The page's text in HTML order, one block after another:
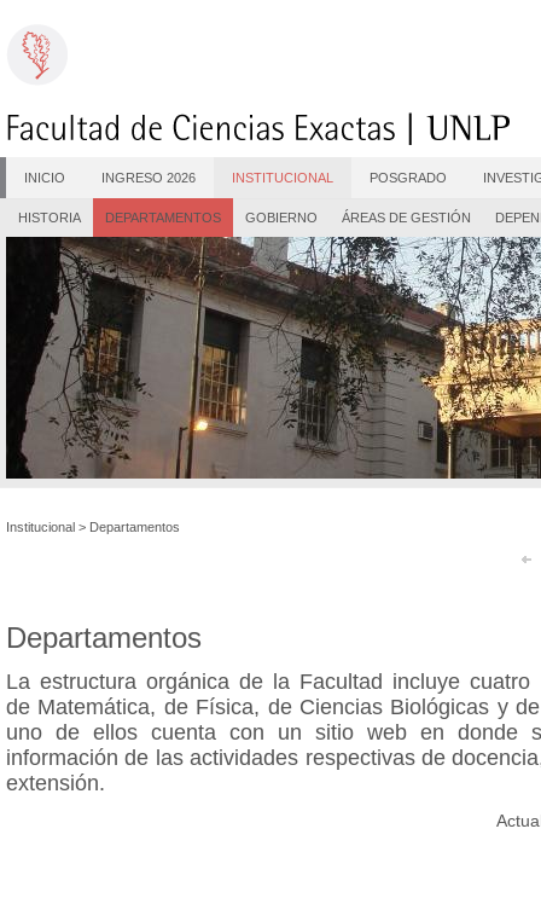
INICIO INGRESO 2026 INSTITUCIONAL POSGRADO
HISTORIA DEPARTAMENTOS GOBIERNO ÁREAS DE GESTIÓN
Institucional > Departamentos
Departamentos
La estructura orgánica de la Facultad incluye cuatro
de Matemática, de Física, de Ciencias Biológicas y
uno de ellos cuenta con un sitio web en donde
información de las actividades respectivas de
extensión.